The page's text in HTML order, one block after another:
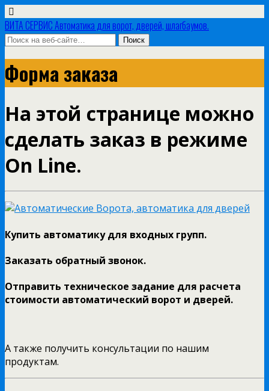
ВИТА СЕРВИС Автоматика для ворот, дверей, шлагбаумов.
Форма заказа
На этой странице можно
сделать заказ в режиме
On Line.
Купить автоматику для входных групп.
Заказать обратный звонок.
Отправить техническое задание для расчета
стоимости автоматический ворот и дверей.
А также получить консультации по нашим
продуктам.